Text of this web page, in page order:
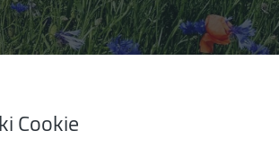
Cookie